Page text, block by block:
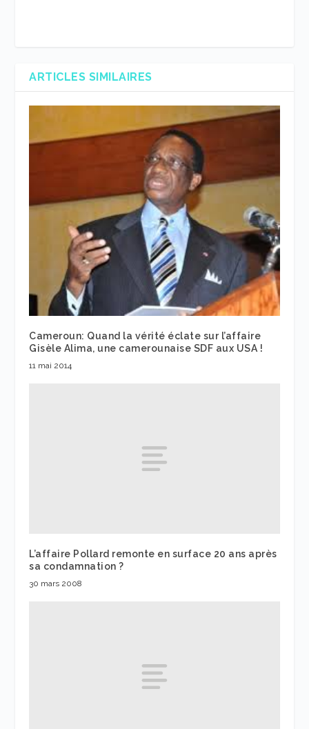
ARTICLES SIMILAIRES
Cameroun: Quand la vérité éclate sur l’affaire
Gisèle Alima, une camerounaise SDF aux USA !
11 mai 2014
L’affaire Pollard remonte en surface 20 ans après
sa condamnation ?
30 mars 2008